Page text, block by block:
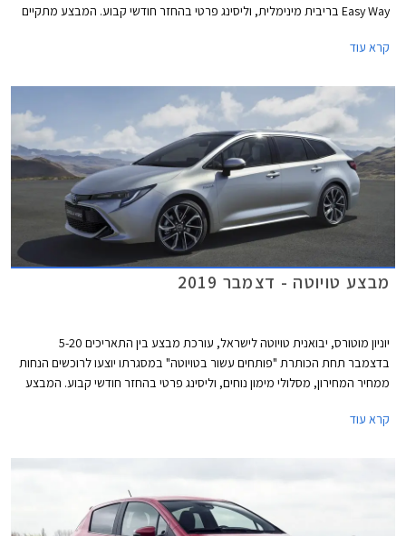
Easy Way בריבית מינימלית, וליסינג פרטי בהחזר חודשי קבוע. המבצע מתקיים
בין השעות 8:00-15:00.
קרא עוד
מבצע טויוטה - דצמבר 2019
יוניון מוטורס, יבואנית טויוטה לישראל, עורכת מבצע בין התאריכים 5-20
בדצמבר תחת הכותרת "פותחים עשור בטויוטה" במסגרתו יוצעו לרוכשים הנחות
ממחיר המחירון, מסלולי מימון נוחים, וליסינג פרטי בהחזר חודשי קבוע. המבצע
20:00 ובימי ו' בין השעות 8:00-15:00.
קרא עוד